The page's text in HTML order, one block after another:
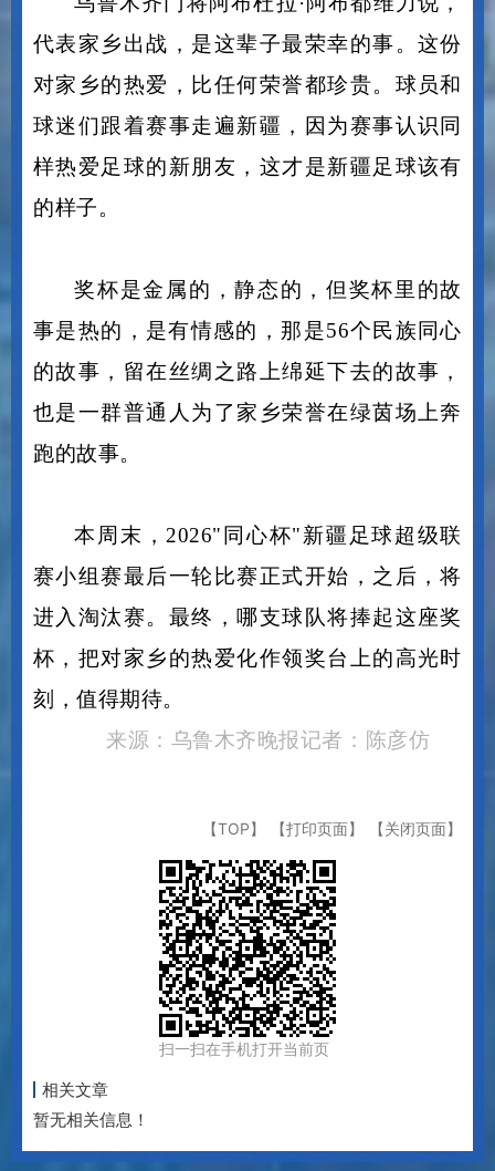
乌鲁木齐门将阿布杜拉·阿布都维力说，
代表家乡出战，是这辈子最荣幸的事。这份
对家乡的热爱，比任何荣誉都珍贵。球员和
球迷们跟着赛事走遍新疆，因为赛事认识同
样热爱足球的新朋友，这才是新疆足球该有
奖杯是金属的，静态的，但奖杯里的故
事是热的，是有情感的，那是 56个民族同心
的故事，留在丝绸之路上绵延下去的故事，
也是一群普通人为了家乡荣誉在绿茵场上奔
本周末， 2026"同心杯"新疆足球超级联
赛小组赛最后一轮比赛正式开始，之后，将
进入淘汰赛。最终，哪支球队将捧起这座奖
杯，把对家乡的热爱化作领奖台上的高光时
刻，值得期待。
【TOP】 【打印页面】